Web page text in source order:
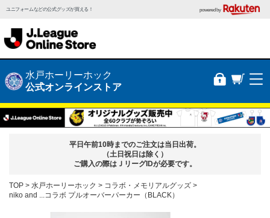
ユニフォームなどの公式グッズが買える！ powered by
水戸ホーリーホック
公式オンラインストア
平日午前10時までのご注文は当日出荷。
（土日祝日は除く）
ご購入の際はＪリーグIDが必要です。
TOP 水戸ホーリーホック
コラボ・メモリアルグッズ
niko and ...コラボ プルオーバーパーカー（BLACK）